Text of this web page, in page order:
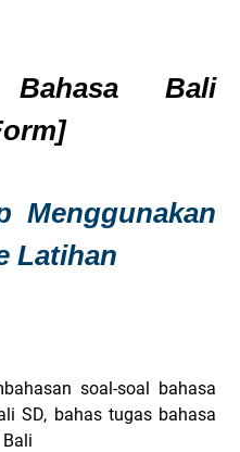
Bahasa Bali
Menggunakan
Latihan
soal-soal bahasa
SD, bahas tugas bahasa